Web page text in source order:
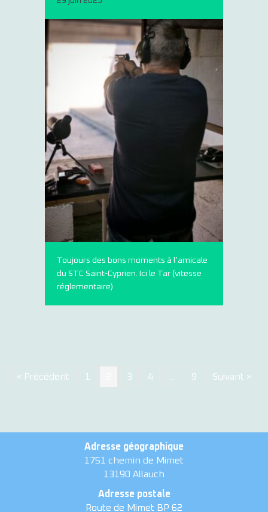
Toujours des bons moments à l’amicale
du STC Saint-Cyprien. Ici le Tar (vitesse
réglementaire)
« Précédent 1 3 4 9 Suivant »
Adresse géographique
1751 chemin de Mimet
13190 Allauch
Adresse postale
Route de Mimet BP 62